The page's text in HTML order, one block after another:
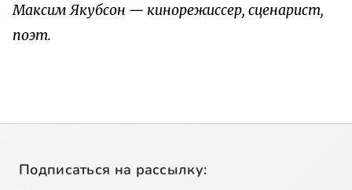
Максим Якубсон — кинорежиссер, сценарист,
поэт.
Подписаться на рассылку: